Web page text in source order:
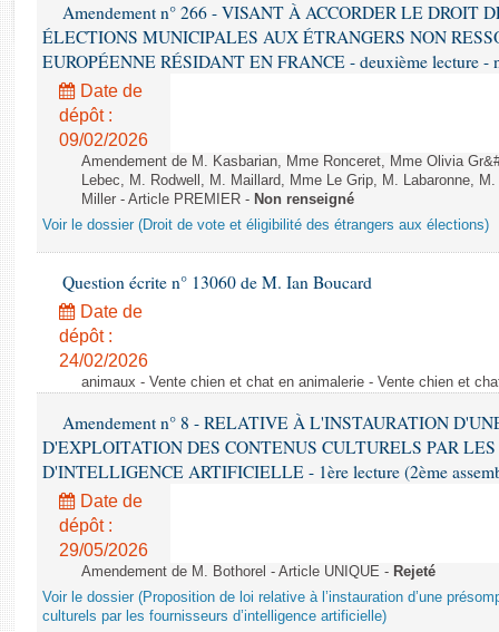
Rapports sur l'application des lois
Baromètre de l’application des lois
Dossiers législatifs
Budget et sécurité sociale
Questions écrites et orales
Comptes rendus des débats
Amendement n° 266 - VISANT À ACCORDER LE DROIT
ÉLECTIONS MUNICIPALES AUX ÉTRANGERS NON
EUROPÉENNE RÉSIDANT EN FRANCE - deuxième lecture -
Date de
dépôt :
09/02/2026
Amendement de M. Kasbarian, Mme Ronceret, Mme Olivia
Lebec, M. Rodwell, M. Maillard, Mme Le Grip, M. Labaronne,
Miller - Article PREMIER - Non renseigné
Voir le dossier (Droit de vote et éligibilité des étrangers aux élections)
Question écrite n° 13060 de M. Ian Boucard
Date de
dépôt :
24/02/2026
animaux - Vente chien et chat en animalerie - Vente chien et
Amendement n° 8 - RELATIVE À L'INSTAURATION
D'EXPLOITATION DES CONTENUS CULTURELS PAR LES
D'INTELLIGENCE ARTIFICIELLE - 1ère lecture (2ème
Date de
dépôt :
29/05/2026
Amendement de M. Bothorel - Article UNIQUE - Rejeté
Voir le dossier (Proposition de loi relative à l’instauration d’une
culturels par les fournisseurs d’intelligence artificielle)